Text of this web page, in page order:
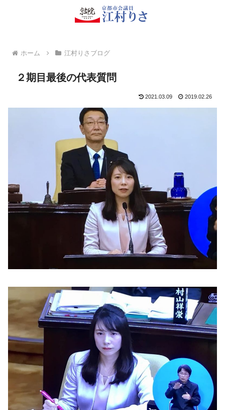
ホーム 江村りさブログ
２期目最後の代表質問
2021.03.09 2019.02.26